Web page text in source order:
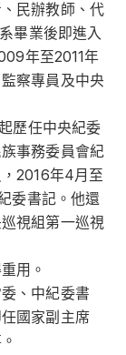
民辦教師、代
畢業後即進入
年至2011年
察專員及中央
歷任中央紀委
事務委員會紀
2016年4月至
委書記。他還
視組第一巡視
用。
、中紀委書
國家副主席